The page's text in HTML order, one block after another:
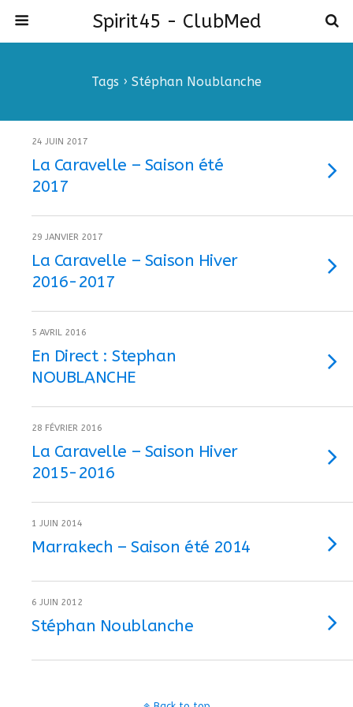
Spirit45 - ClubMed
Tags › Stéphan Noublanche
24 JUIN 2017
La Caravelle – Saison été
2017
29 JANVIER 2017
La Caravelle – Saison Hiver
2016-2017
5 AVRIL 2016
En Direct : Stephan
NOUBLANCHE
28 FÉVRIER 2016
La Caravelle – Saison Hiver
2015-2016
1 JUIN 2014
Marrakech – Saison été 2014
6 JUIN 2012
Stéphan Noublanche